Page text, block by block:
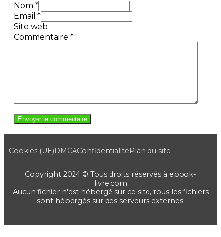
Nom *
Email *
Site web
Commentaire *
Cookies (UE)DMCAConfidentialitéPlan du site
Copyright 2024 © Tous droits réservés à ebook-
livre.com
Aucun fichier n'est hébergé sur ce site, tous les fichiers
sont hébergés sur des serveurs externes.